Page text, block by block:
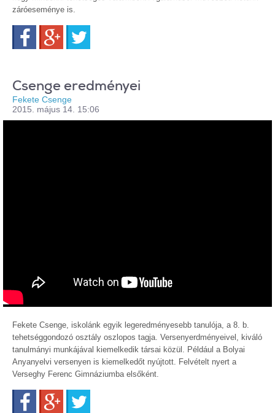
záróeseménye is.
FacebookGoogle+
Csenge eredményei
Fekete Csenge
2015. május 14. 15:06
Fekete Csenge, iskolánk egyik legeredményesebb tanulója, a 8. b.
tehetséggondozó osztály oszlopos tagja. Versenyerdményeivel, kiváló
tanulmányi munkájával kiemelkedik társai közül. Például a Bolyai
Anyanyelvi versenyen is kiemelkedőt nyújtott. Felvételt nyert a
Verseghy Ferenc Gimnáziumba elsőként.
FacebookGoogle+